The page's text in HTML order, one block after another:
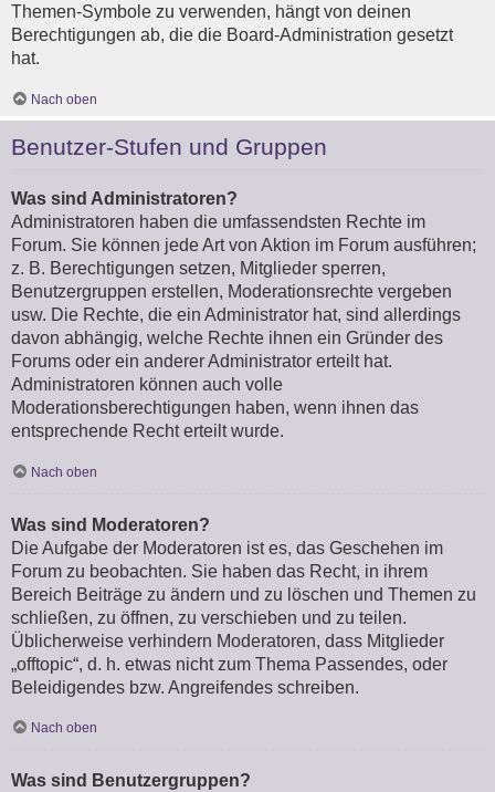
Themen-Symbole zu verwenden, hängt von deinen
Berechtigungen ab, die die Board-Administration gesetzt
hat.
Nach oben
Benutzer-Stufen und Gruppen
Was sind Administratoren?
Administratoren haben die umfassendsten Rechte im
Forum. Sie können jede Art von Aktion im Forum ausführen;
z. B. Berechtigungen setzen, Mitglieder sperren,
Benutzergruppen erstellen, Moderationsrechte vergeben
usw. Die Rechte, die ein Administrator hat, sind allerdings
davon abhängig, welche Rechte ihnen ein Gründer des
Forums oder ein anderer Administrator erteilt hat.
Administratoren können auch volle
Moderationsberechtigungen haben, wenn ihnen das
entsprechende Recht erteilt wurde.
Nach oben
Was sind Moderatoren?
Die Aufgabe der Moderatoren ist es, das Geschehen im
Forum zu beobachten. Sie haben das Recht, in ihrem
Bereich Beiträge zu ändern und zu löschen und Themen zu
schließen, zu öffnen, zu verschieben und zu teilen.
Üblicherweise verhindern Moderatoren, dass Mitglieder
„offtopic“, d. h. etwas nicht zum Thema Passendes, oder
Beleidigendes bzw. Angreifendes schreiben.
Nach oben
Was sind Benutzergruppen?